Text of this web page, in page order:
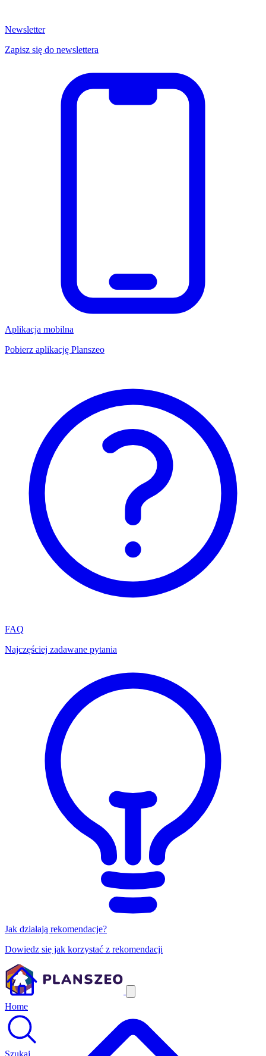
Newsletter
Zapisz się do newslettera
Aplikacja mobilna
Pobierz aplikację Planszeo
FAQ
Najczęściej zadawane pytania
Jak działają rekomendacje?
Dowiedz się jak korzystać z rekomendacji
Home
Szukaj